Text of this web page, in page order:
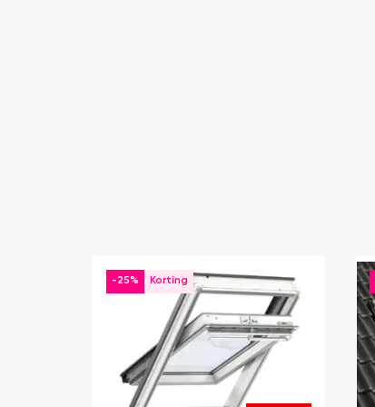
-25%